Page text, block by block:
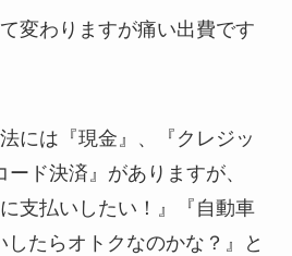
変わりますが痛い出費です
には『現金』、『クレジッ
ード決済』がありますが、
支払いしたい！』『自動車
たらオトクなのかな？』と